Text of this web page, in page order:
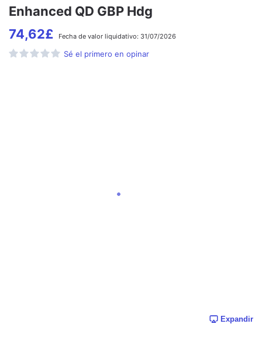
Enhanced QD GBP Hdg
74,62£ Fecha de valor liquidativo: 31/07/2026
Sé el primero en opinar
Expandir